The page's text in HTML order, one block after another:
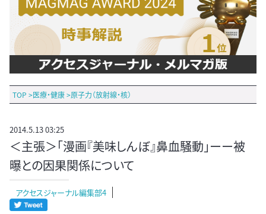
TOP >医療・健康>原子力（放射線・核）
2014.5.13 03:25
＜主張＞「漫画『美味しんぼ』鼻血騒動」ーー被
曝との因果関係について
アクセスジャーナル編集部4